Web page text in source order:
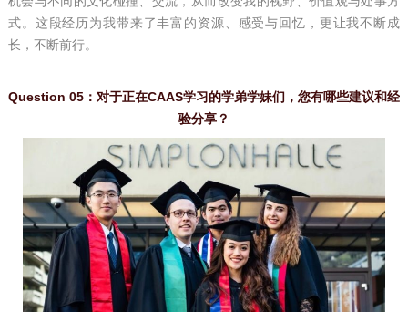
式。这段经历为我带来了丰富的资源、感受与回忆，更让我不断成
长，不断前行。
Question 05：对于正在CAAS学习的学弟学妹们，您有哪些建议和经
验分享？